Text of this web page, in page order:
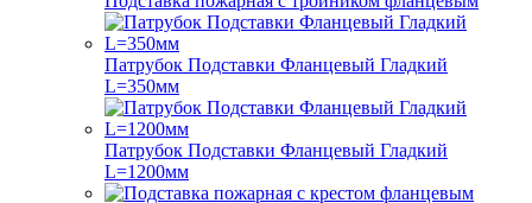
Патрубок Подставки Фланцевый Гладкий
L=350мм
Патрубок Подставки Фланцевый Гладкий
L=1200мм